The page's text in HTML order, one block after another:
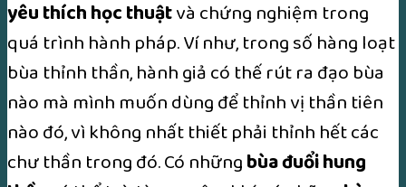
yêu thích học thuậtvà chứng nghiệm trong
quá trình hành pháp. Ví như, trong số hàng loạt
bùa thỉnh thần, hành giả có thế rút ra đạo bùa
nào mà mình muốn dùng để thỉnh vị thần tiên
nào đó, vì không nhất thiết phải thỉnh hết các
chư thần trong đó. Có nhữngbùa đuổi hung